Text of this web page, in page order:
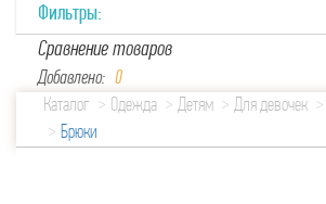
Фильтры:
Сравнение товаров
Добавлено: 0
Каталог
Одежда Детям Для девочек
Брюки